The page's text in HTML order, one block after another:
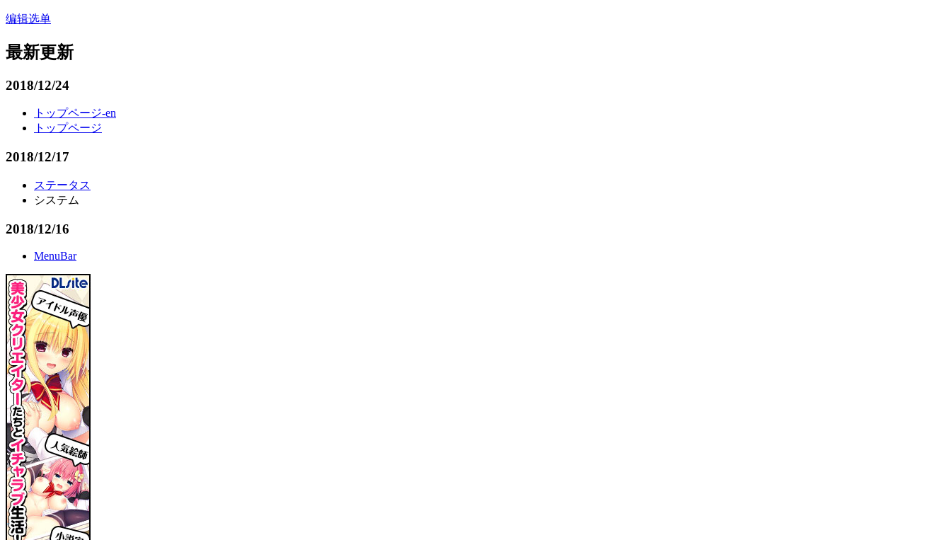
编辑选单
最新更新
2018/12/24
トップページ-en
トップページ
2018/12/17
ステータス
システム
2018/12/16
MenuBar